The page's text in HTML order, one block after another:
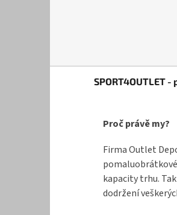
SPORT4OUTLET
Proč právě my?
Firma Outlet
kapacity trhu.
dodržení